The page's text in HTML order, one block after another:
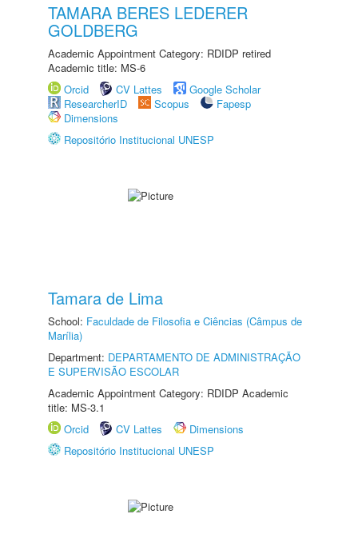
TAMARA BERES LEDERER
GOLDBERG
Academic Appointment Category: RDIDP retired
Academic title: MS-6
Orcid
CV Lattes
Google Scholar
ResearcherID
Scopus
Fapesp
Dimensions
Repositório Institucional UNESP
Tamara de Lima
School: Faculdade de Filosofia e Ciências (Câmpus de
Marília)
Department: DEPARTAMENTO DE ADMINISTRAÇÃO
E SUPERVISÃO ESCOLAR
Academic Appointment Category: RDIDP Academic
title: MS-3.1
Orcid
CV Lattes
Dimensions
Repositório Institucional UNESP